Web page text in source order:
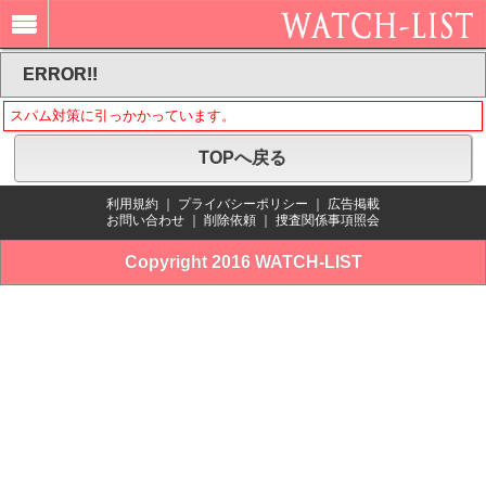
ERROR!!
スパム対策に引っかかっています。
TOPへ戻る
利用規約 プライバシーポリシー
広告掲載
お問い合わせ
削除依頼 捜査関係事項照会
Copyright 2016 WATCH-LIST